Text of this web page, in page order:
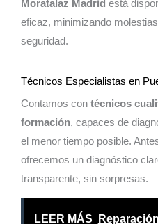
Moratalaz Madrid está
eficaz, minimizando
seguridad.
Técnicos Especialistas en
Contamos con técnicos
formación, capaces de
el menor tiempo posible.
ofrecemos un diagnóstico
transparente, sin sorpresas.
LEER MÁS